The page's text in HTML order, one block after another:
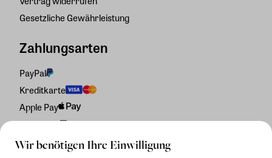
Wir benötigen Ihre Einwilligung
Gesetzliche Gewährleistung
Zahlungsarten
PayPal
Kreditkarte
Apple Pay
Rechnung